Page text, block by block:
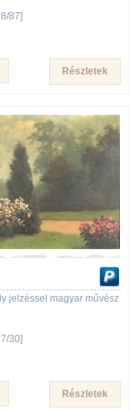
87]
Részletek
jelzéssel magyar művész
30]
Részletek